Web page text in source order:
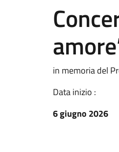
in memoria del
Data inizio :
6 giugno 2026